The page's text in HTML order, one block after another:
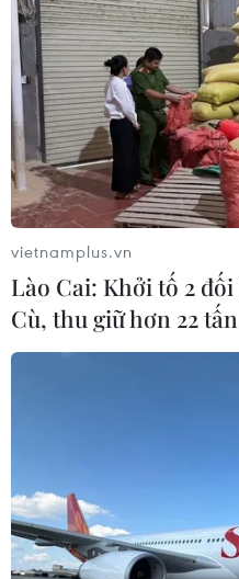
vietnamplus.vn
Lào Cai: Khởi tố 2
Cù, thu giữ hơn 22 tấn